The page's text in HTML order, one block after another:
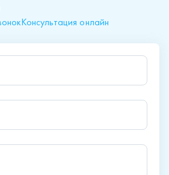
Консультация онлайн
подтверждаете согласие с
персональных данных